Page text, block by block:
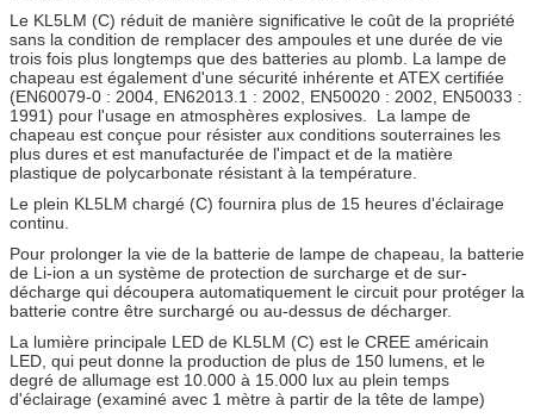
Le KL5LM (C) réduit de manière significative le coût de la propriété
sans la condition de remplacer des ampoules et une durée de vie
trois fois plus longtemps que des batteries au plomb. La lampe de
chapeau est également d'une sécurité inhérente et ATEX certifiée
(EN60079-0 : 2004, EN62013.1 : 2002, EN50020 : 2002, EN50033 :
1991) pour l'usage en atmosphères explosives. La lampe de
chapeau est conçue pour résister aux conditions souterraines les
plus dures et est manufacturée de l'impact et de la matière
plastique de polycarbonate résistant à la température.
Le plein KL5LM chargé (C) fournira plus de 15 heures d'éclairage
continu.
Pour prolonger la vie de la batterie de lampe de chapeau, la batterie
de Li-ion a un système de protection de surcharge et de sur-
décharge qui découpera automatiquement le circuit pour protéger la
batterie contre être surchargé ou au-dessus de décharger.
La lumière principale LED de KL5LM (C) est le CREE américain
LED, qui peut donne la production de plus de 150 lumens, et le
degré de allumage est 10.000 à 15.000 lux au plein temps
d'éclairage (examiné avec 1 mètre à partir de la tête de lampe)